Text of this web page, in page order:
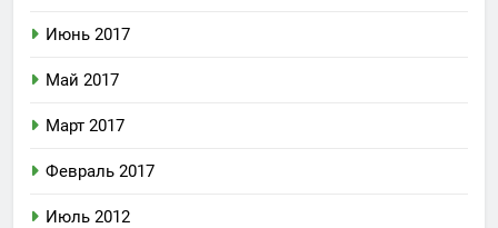
Июнь 2017
Май 2017
Март 2017
Февраль 2017
Июль 2012